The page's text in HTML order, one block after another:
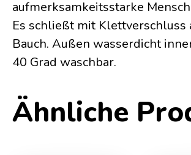
aufmerksamkeitsstarke
Es schließt mit Klettverschluss
Bauch. Außen wasserdicht
40 Grad waschbar.
Ähnliche